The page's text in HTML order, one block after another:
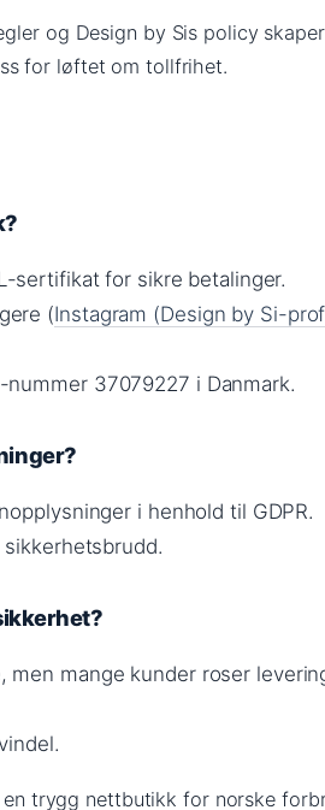
og Design by Sis policy
for løftet om tollfrihet.
sertifikat for sikre betalinger.
(Instagram (Design by Si-
37079227 i Danmark.
i henhold til GDPR.
mange kunder roser
trygg nettbutikk for norske